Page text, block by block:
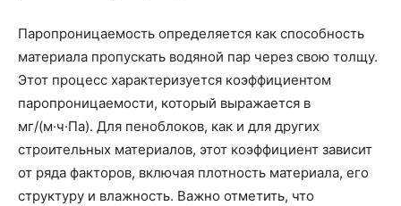
Паропроницаемость определяется как способность
материала пропускать водяной пар через свою толщу.
Этот процесс характеризуется коэффициентом
паропроницаемости, который выражается в
мг/(м·ч·Па). Для пеноблоков, как и для других
строительных материалов, этот коэффициент зависит
от ряда факторов, включая плотность материала, его
структуру и влажность. Важно отметить, что